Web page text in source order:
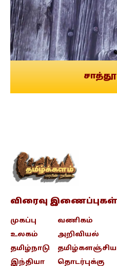
விரைவு இணைப்புகள்
முகப்பு
உலகம்
தமிழ்நாடு
இந்தியா
வணிகம்
அறிவியல்
தொடர்புக்கு